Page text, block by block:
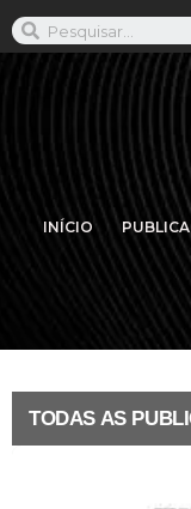
INÍCIO
TODAS AS